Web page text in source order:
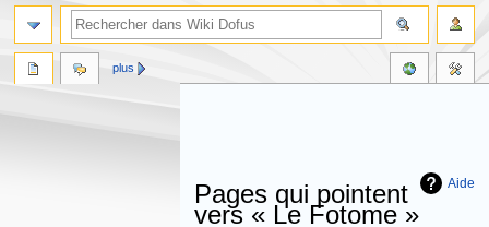
Aide
Pages qui pointent
vers « Le Fotome »
plus